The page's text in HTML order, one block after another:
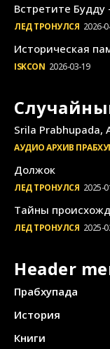
Встретите Будду
ЛЕД ТРОНУЛСЯ 2026-
Историческая
ISKCON 2026-03-19
Srila Prabhupada,
АУДИО АРХИВ
Должок
ЛЕД ТРОНУЛСЯ 2025-
Тайны
ЛЕД ТРОНУЛСЯ 2025-
Header
Прабхупада
История
Книги